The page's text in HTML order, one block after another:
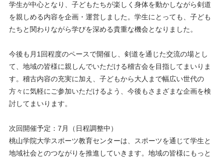
学生が中心となり、子どもたちが楽しく身体を動かしながら剣道
を親しめる内容を企画・運営しました。学生にとっても、子ども
たちと関わりながら学びを深める貴重な機会となりました。
今後も月1回程度のペースで開催し、剣道を通じた交流の場とし
て、地域の皆様に親しんでいただける稽古会を目指してまいりま
す。稽古内容の充実に加え、子どもから大人まで幅広い世代の
方々に気軽にご参加いただけるよう、今後もさまざまな企画を検
討してまいります。
次回開催予定：7月（日程調整中）
桃山学院大学スポーツ教育センターは、スポーツを通じて学生と
地域社会とのつながりを推進していきます。地域の皆様にもっと